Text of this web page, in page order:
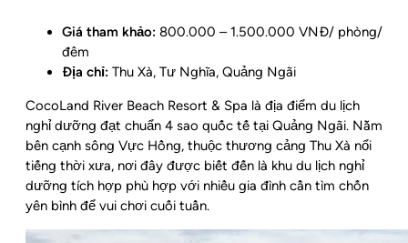
Giá tham khảo: 800.000 – 1.500.000 VNĐ/ phòng/
đêm
Địa chỉ: Thu Xà, Tư Nghĩa, Quảng Ngãi
CocoLand River Beach Resort & Spa là địa điểm du lịch
nghỉ dưỡng đạt chuẩn 4 sao quốc tế tại Quảng Ngãi. Nằm
bên cạnh sông Vực Hồng, thuộc thương cảng Thu Xà nổi
tiếng thời xưa, nơi đây được biết đến là khu du lịch nghỉ
dưỡng tích hợp phù hợp với nhiều gia đình cần tìm chốn
yên bình để vui chơi cuối tuần.